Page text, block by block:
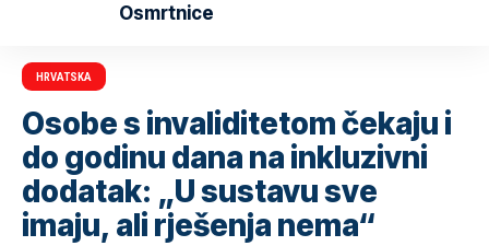
Osmrtnice
HRVATSKA
Osobe s invaliditetom čekaju i
do godinu dana na inkluzivni
dodatak: „U sustavu sve
imaju, ali rješenja nema“